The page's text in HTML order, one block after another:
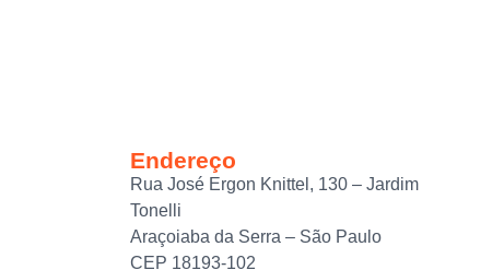
Endereço
Rua José Ergon Knittel, 130 – Jardim
Tonelli
Araçoiaba da Serra – São Paulo
CEP 18193-102